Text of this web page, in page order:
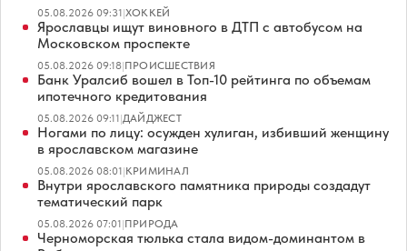
05.08.2026 09:31|ХОККЕЙ
Ярославцы ищут виновного в ДТП с автобусом на
Московском проспекте
05.08.2026 09:18|ПРОИСШЕСТВИЯ
Банк Уралсиб вошел в Топ-10 рейтинга по объемам
ипотечного кредитования
05.08.2026 09:11|ДАЙДЖЕСТ
Ногами по лицу: осужден хулиган, избивший женщину
в ярославском магазине
05.08.2026 08:01|КРИМИНАЛ
Внутри ярославского памятника природы создадут
тематический парк
05.08.2026 07:01|ПРИРОДА
Черноморская тюлька стала видом-доминантом в